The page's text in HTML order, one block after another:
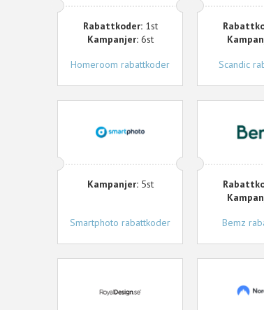
Rabattkoder:1st
Kampanjer:6st
Homeroom rabattkoder
Scandic
Kampanjer:5st
Smartphoto rabattkoder
Bemz
Design